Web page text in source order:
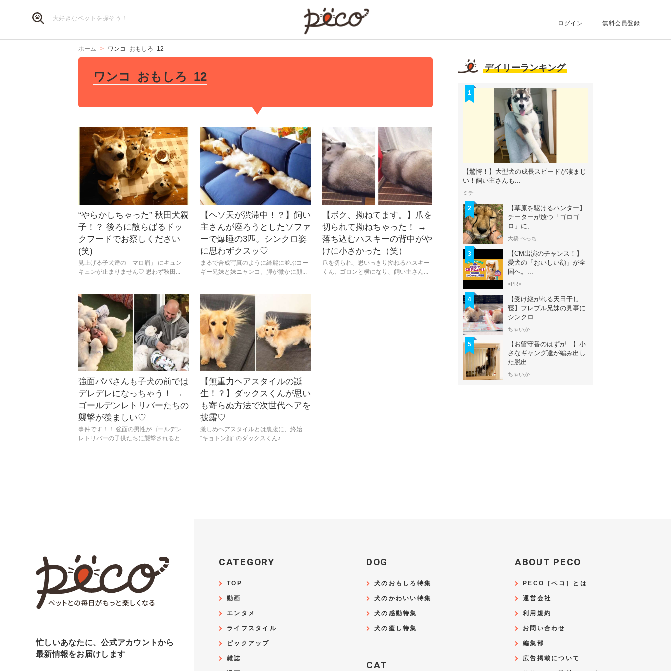
ログイン 無料会員登録
ホーム ワンコ_おもしろ_12
ワンコ_おもしろ_12
“やらかしちゃった” 秋田犬親
子！？ 後ろに散らばるドッ
クフードでお察しください
(笑)
見上げる子犬達の「マロ眉」 にキュン
キュンが止まりません♡ 思わず秋田...
【ヘソ天が渋滞中！？】飼い
主さんが座ろうとしたソファ
ーで爆睡の3匹。シンクロ姿
に思わずクスッ♡
まるで合成写真のように綺麗に並ぶコー
ギー兄妹と妹ニャンコ。脚が微かに顔...
【ボク、拗ねてます。】爪を
切られて拗ねちゃった！ →
落ち込むハスキーの背中がや
けに小さかった（笑）
爪を切られ、思いっきり拗ねるハスキー
くん。ゴロンと横になり、飼い主さん...
強面パパさんも子犬の前では
デレデレになっちゃう！ →
ゴールデンレトリバーたちの
襲撃が羨ましい♡
事件です！！ 強面の男性がゴールデン
レトリバーの子供たちに襲撃されると...
【無重力ヘアスタイルの誕
生！？】ダックスくんが思い
も寄らぬ方法で次世代ヘアを
披露♡
激しめヘアスタイルとは裏腹に、終始
“キョトン顔” のダックスくん♪ ...
デイリーランキング
1
【驚愕！】大型犬の成長スピードが凄まじ
い！飼い主さんも...
ミチ
2
【草原を駆けるハンター】
チーターが放つ「ゴロゴ
ロ」に、...
大橋 ぺっち
3
【CM出演のチャンス！】
愛犬の「おいしい顔」が全
国へ。...
<PR>
4
【受け継がれる天日干し
寝】フレブル兄妹の見事に
シンクロ...
ちゃいか
5
【お留守番のはずが…】小
さなギャング達が編み出し
た脱出...
ちゃいか
忙しいあなたに、公式アカウントから
最新情報をお届けします
CATEGORY
TOP
動画
エンタメ
ライフスタイル
ピックアップ
雑誌
DOG
犬のおもしろ特集
犬のかわいい特集
犬の感動特集
犬の癒し特集
CAT
ABOUT PECO
PECO［ペコ］とは
運営会社
利用規約
お問い合わせ
編集部
広告掲載について